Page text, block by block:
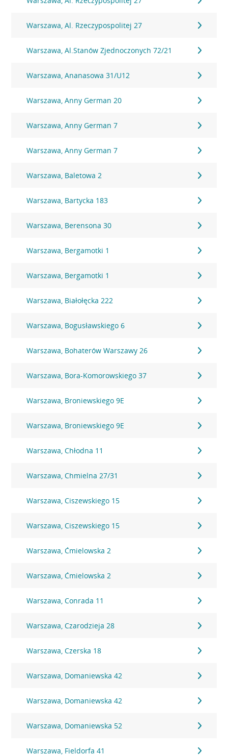
Warszawa, Al. Rzeczypospolitej 27
Warszawa, Al.Stanów Zjednoczonych 72/21
Warszawa, Ananasowa 31/U12
Warszawa, Anny German 20
Warszawa, Anny German 7
Warszawa, Anny German 7
Warszawa, Baletowa 2
Warszawa, Bartycka 183
Warszawa, Berensona 30
Warszawa, Bergamotki 1
Warszawa, Bergamotki 1
Warszawa, Białołęcka 222
Warszawa, Bogusławskiego 6
Warszawa, Bohaterów Warszawy 26
Warszawa, Bora-Komorowskiego 37
Warszawa, Broniewskiego 9E
Warszawa, Broniewskiego 9E
Warszawa, Chłodna 11
Warszawa, Chmielna 27/31
Warszawa, Ciszewskiego 15
Warszawa, Ciszewskiego 15
Warszawa, Ćmielowska 2
Warszawa, Ćmielowska 2
Warszawa, Conrada 11
Warszawa, Czarodzieja 28
Warszawa, Czerska 18
Warszawa, Domaniewska 42
Warszawa, Domaniewska 42
Warszawa, Domaniewska 52
Warszawa, Fieldorfa 41